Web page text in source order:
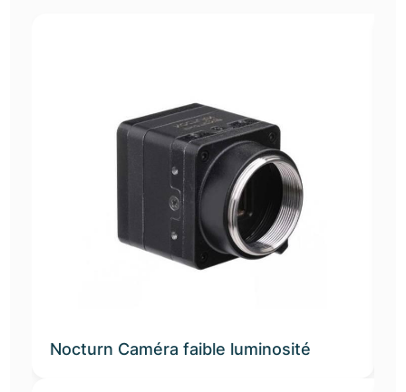
Nocturn Caméra faible luminosité